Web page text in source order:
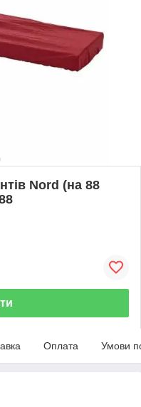
Nord (на 88
Оплата Умови